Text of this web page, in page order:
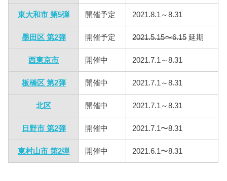
東大和市 第5弾 開催予定 2021.8.1～8.31
墨田区 第2弾 開催予定 2021.5.15〜6.15延期
西東京市 開催中 2021.7.1～8.31
板橋区 第2弾 開催中 2021.7.1～8.31
北区 開催中 2021.7.1～8.31
日野市 第2弾 開催中 2021.7.1〜8.31
東村山市 第2弾 開催中 2021.6.1〜8.31